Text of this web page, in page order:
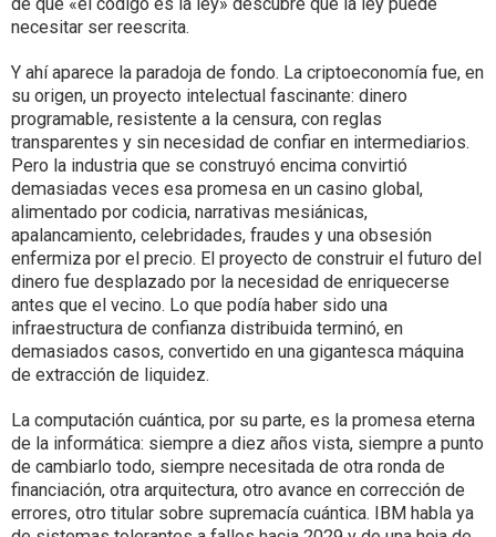
necesitar ser reescrita.
Y ahí aparece la paradoja de fondo. La criptoeconomía fue, en
su origen, un proyecto intelectual fascinante: dinero
programable, resistente a la censura, con reglas
transparentes y sin necesidad de confiar en intermediarios.
Pero la industria que se construyó encima convirtió
demasiadas veces esa promesa en un casino global,
alimentado por codicia, narrativas mesiánicas,
apalancamiento, celebridades, fraudes y una obsesión
enfermiza por el precio. El proyecto de construir el futuro del
dinero fue desplazado por la necesidad de enriquecerse
antes que el vecino. Lo que podía haber sido una
infraestructura de confianza distribuida terminó, en
demasiados casos, convertido en una gigantesca máquina
de extracción de liquidez.
La computación cuántica, por su parte, es la promesa eterna
de la informática: siempre a diez años vista, siempre a punto
de cambiarlo todo, siempre necesitada de otra ronda de
financiación, otra arquitectura, otro avance en corrección de
errores, otro titular sobre supremacía cuántica. IBM habla ya